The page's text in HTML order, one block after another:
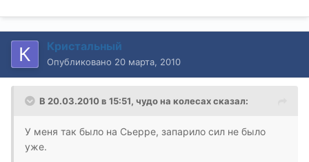
Кристальный
Опубликовано 20 марта, 2010
В 20.03.2010 в 15:51, чудо на колесах сказал:
У меня так было на Сьерре, запарило сил не было
уже.